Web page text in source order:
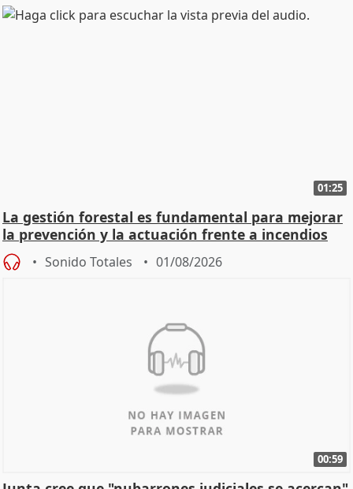
01:25
La gestión forestal es fundamental para mejorar
la prevención y la actuación frente a incendios
Sonido Totales 01/08/2026
00:59